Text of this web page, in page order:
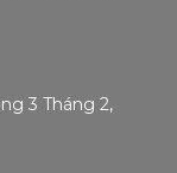
3 Tháng 2,